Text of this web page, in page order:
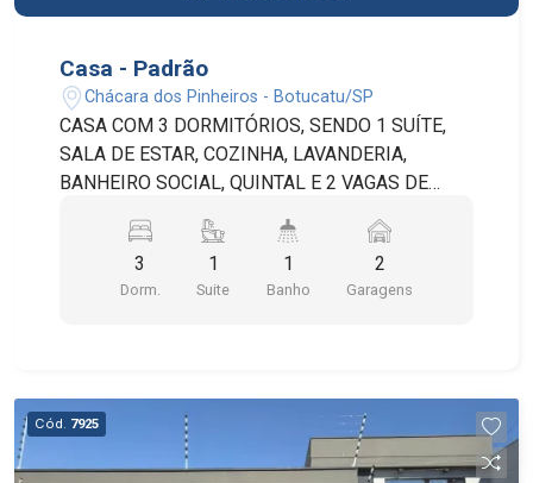
Casa - Padrão
Chácara dos Pinheiros - Botucatu/SP
CASA COM 3 DORMITÓRIOS, SENDO 1 SUÍTE,
SALA DE ESTAR, COZINHA, LAVANDERIA,
BANHEIRO SOCIAL, QUINTAL E 2 VAGAS DE
3
Dorm.
1
Suite
1
Banho
2
Garagens
Cód. 7925